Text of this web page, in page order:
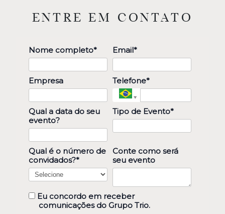
ENTRE EM CONTATO
Nome completo* Email*
Empresa Telefone*
Qual a data do seu
evento?
Tipo de Evento*
Qual é o número de
convidados?*
Conte como será
seu evento
Eu concordo em receber
comunicações do Grupo Trio.